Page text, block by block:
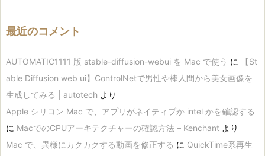
最近のコメント
AUTOMATIC1111 版 stable-diffusion-webui を Mac で使う に
【St
able Diffusion web ui】ControlNetで男性や棒人間から美女画像を
生成してみる | autotech より
Apple シリコン Mac で、アプリがネイティブか intel かを確認する
に MacでのCPUアーキテクチャーの確認方法 – Kenchant より
Mac で、異様にカクカクする動画を修正する に QuickTime系再生